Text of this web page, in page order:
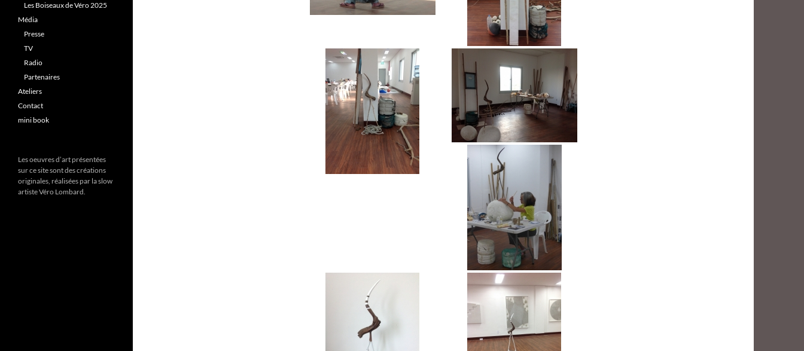
Les Boiseaux de Véro 2025
Média
Presse
TV
Radio
Partenaires
Ateliers
Contact
mini book
Les oeuvres d’art présentées
sur ce site sont des créations
originales, réalisées par la slow
artiste Véro Lombard.